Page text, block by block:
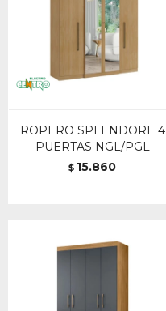
ROPERO SPLENDORE 4
PUERTAS NGL/PGL
$ 15.860